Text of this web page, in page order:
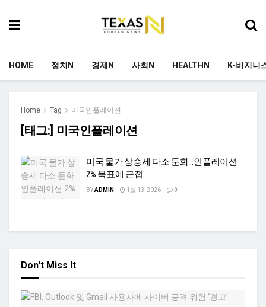
HOME 정치N 경제N 사회N HEALTHN K-비지니
Home Tag 미국인플레이션
[태그:] 미국인플레이션
미국 물가 상승세 다소 둔화…인플레이션
2% 목표에 근접
BYADMIN 1월 13, 2026 0
Don't Miss It